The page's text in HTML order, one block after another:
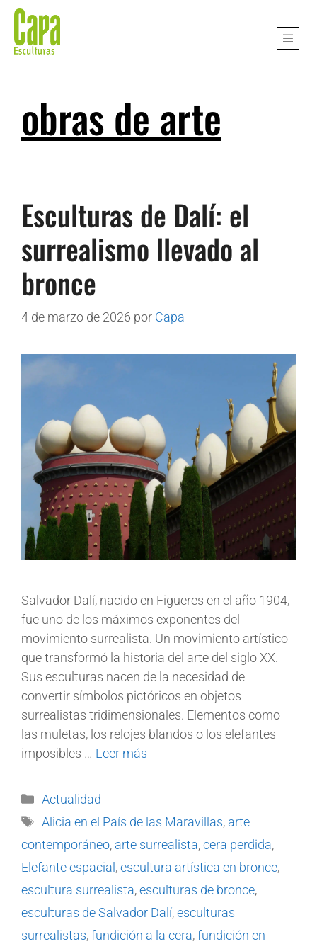
obras de arte
Esculturas de Dalí: el
surrealismo llevado al
bronce
4 de marzo de 2026 por Capa
Salvador Dalí, nacido en Figueres en el año 1904,
fue uno de los máximos exponentes del
movimiento surrealista. Un movimiento artístico
que transformó la historia del arte del siglo XX.
Sus esculturas nacen de la necesidad de
convertir símbolos pictóricos en objetos
surrealistas tridimensionales. Elementos como
las muletas, los relojes blandos o los elefantes
imposibles … Leer más
Actualidad
Alicia en el País de las Maravillas, arte
contemporáneo, arte surrealista,cera perdida,
Elefante espacial ,escultura artística en bronce,
escultura surrealista,esculturas de bronce,
esculturas de Salvador Dalí,esculturas
surrealistas,fundición a la cera,fundición en